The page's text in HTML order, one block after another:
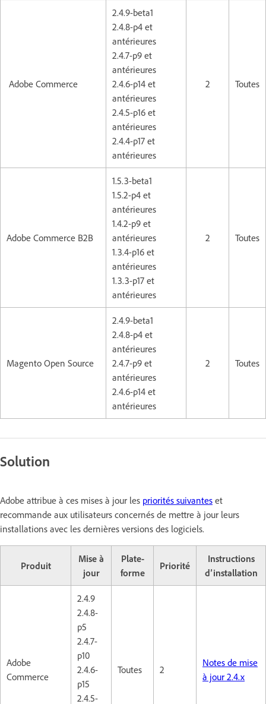
Adobe Commerce
2.4.9-beta1
2.4.8-p4 et
antérieures
2.4.7-p9 et
antérieures
2.4.6-p14 et
antérieures
2.4.5-p16 et
antérieures
2.4.4-p17 et
antérieures
2 Toutes
Adobe Commerce B2B
1.5.3-beta1
1.5.2-p4 et
antérieures
1.4.2-p9 et
antérieures
1.3.4-p16 et
antérieures
1.3.3-p17 et
antérieures
2 Toutes
Magento Open Source
2.4.9-beta1
2.4.8-p4 et
antérieures
2.4.7-p9 et
antérieures
2.4.6-p14 et
antérieures
2 Toutes
Solution
Adobe attribue à ces mises à jour les priorités suivantes et
recommande aux utilisateurs concernés de mettre à jour leurs
installations avec les dernières versions des logiciels.
Produit
Mise à
jour
Plate-
forme
Priorité
Instructions
d’installation
Adobe
Commerce
2.4.9
2.4.8-
p5
2.4.7-
p10
2.4.6-
p15
2.4.5-
Toutes 2
Notes de mise
à jour 2.4.x